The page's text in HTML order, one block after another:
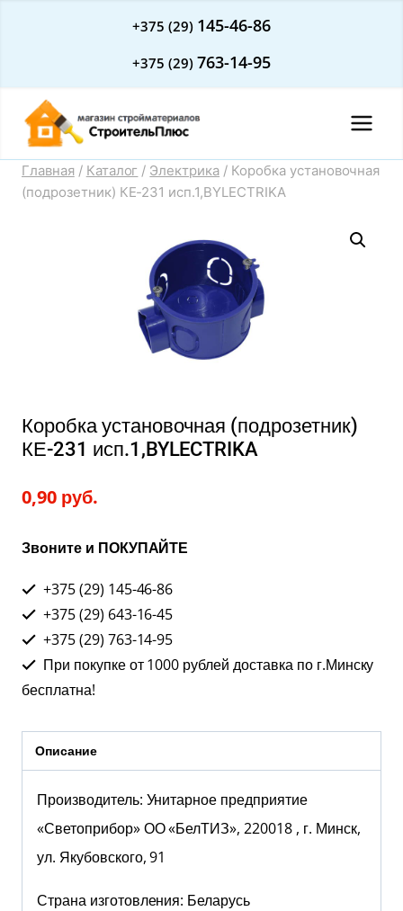
+375 (29) 145-46-86
+375 (29) 763-14-95
Главная / Каталог / Электрика / Коробка установочная
(подрозетник) КЕ-231 исп.1,BYLECTRIKA
Коробка установочная (подрозетник)
КЕ-231 исп.1,BYLECTRIKA
0,90 руб.
Звоните и ПОКУПАЙТЕ
+375 (29) 145-46-86
+375 (29) 643-16-45
+375 (29) 763-14-95
При покупке от 1000 рублей доставка по г.Минску
бесплатна!
Описание
Производитель: Унитарное предприятие
«Светоприбор» ОО «БелТИЗ», 220018 , г. Минск,
ул. Якубовского, 91
Страна изготовления: Беларусь